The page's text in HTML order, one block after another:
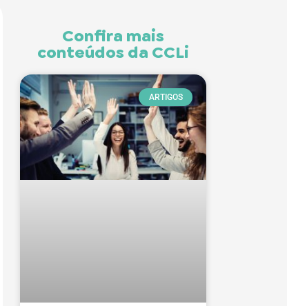
Confira mais
conteúdos da CCLi
ARTIGOS